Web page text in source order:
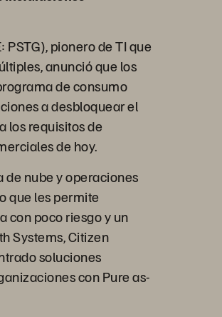
pionero de TI que
anunció que los
de consumo
a desbloquear el
los requisitos de
de hoy.
de nube y operaciones
que les permite
con poco riesgo y un
Systems, Citizen
soluciones
con Pure as-